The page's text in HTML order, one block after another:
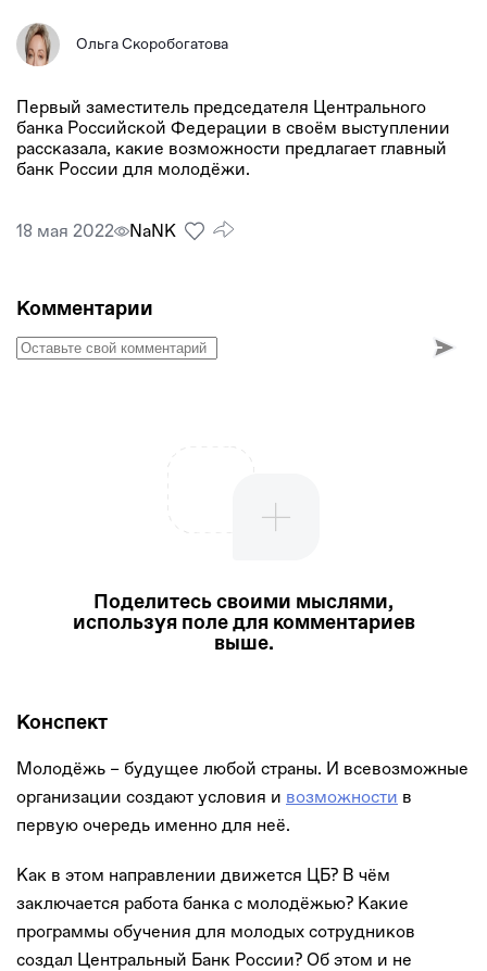
Ольга Скоробогатова
Первый заместитель председателя Центрального
банка Российской Федерации в своём выступлении
рассказала, какие возможности предлагает главный
банк России для молодёжи.
18 мая 2022 NaNК
Комментарии
Поделитесь своими мыслями,
используя поле для комментариев
выше.
Конспект
Молодёжь – будущее любой страны. И всевозможные
организации создают условия и возможности в
первую очередь именно для неё.
Как в этом направлении движется ЦБ? В чём
заключается работа банка с молодёжью? Какие
программы обучения для молодых сотрудников
создал Центральный Банк России? Об этом и не